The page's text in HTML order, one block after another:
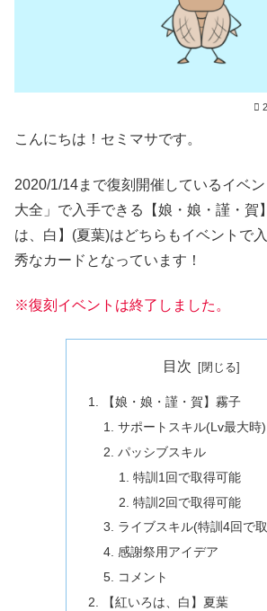
こんにちは！セミマサです。
2020/1/14まで復刻開催しているイベ
大全」で入手できる【娘・娘・謹・賀
は、白】(夏葉)はどちらもイベントで
秀なカードとなっています！
※復刻イベントは終了しました。
目次
【娘・娘・謹・賀】霧子
サポートスキル(Lv最大時)
パッシブスキル
特訓1回で取得可能
特訓2回で取得可能
ライブスキル(特訓4回で
感謝祭用アイデア
コメント
【紅いろは、白】夏葉